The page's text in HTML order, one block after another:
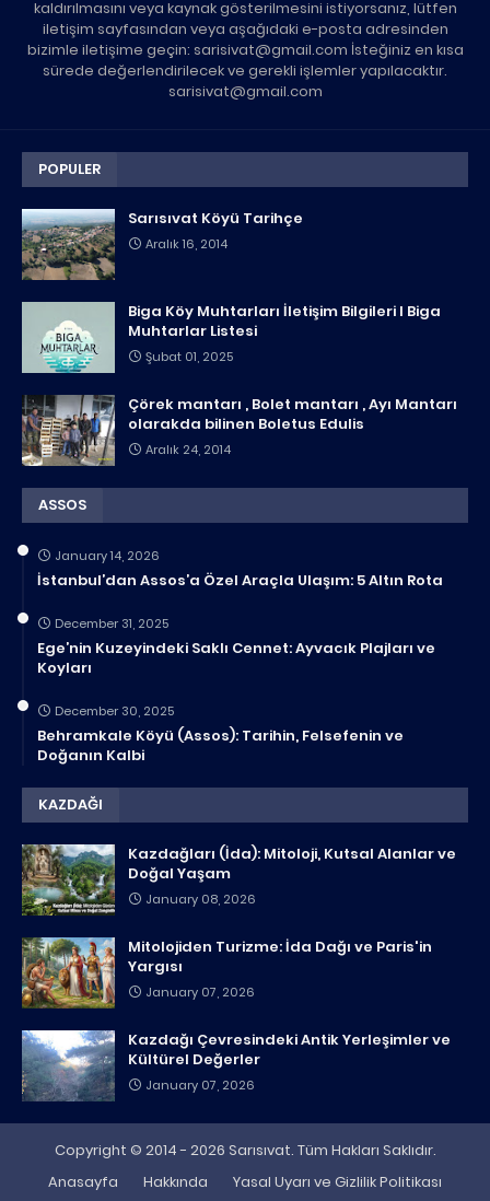
kaldırılmasını veya kaynak gösterilmesini istiyorsanız, lütfen
iletişim sayfasından veya aşağıdaki e-posta adresinden
bizimle iletişime geçin: sarisivat@gmail.com İsteğiniz en kısa
sürede değerlendirilecek ve gerekli işlemler yapılacaktır.
sarisivat@gmail.com
POPULER
Sarısıvat Köyü Tarihçe
Aralık 16, 2014
Biga Köy Muhtarları İletişim Bilgileri I Biga
Muhtarlar Listesi
Şubat 01, 2025
Çörek mantarı , Bolet mantarı , Ayı Mantarı
olarakda bilinen Boletus Edulis
Aralık 24, 2014
ASSOS
January 14, 2026
İstanbul’dan Assos’a Özel Araçla Ulaşım: 5 Altın Rota
December 31, 2025
Ege’nin Kuzeyindeki Saklı Cennet: Ayvacık Plajları ve
Koyları
December 30, 2025
Behramkale Köyü (Assos): Tarihin, Felsefenin ve
Doğanın Kalbi
KAZDAĞI
Kazdağları (İda): Mitoloji, Kutsal Alanlar ve
Doğal Yaşam
January 08, 2026
Mitolojiden Turizme: İda Dağı ve Paris'in
Yargısı
January 07, 2026
Kazdağı Çevresindeki Antik Yerleşimler ve
Kültürel Değerler
January 07, 2026
Copyright © 2014 - 2026 Sarısıvat. Tüm Hakları Saklıdır.
Anasayfa
Hakkında Yasal Uyarı ve Gizlilik Politikası